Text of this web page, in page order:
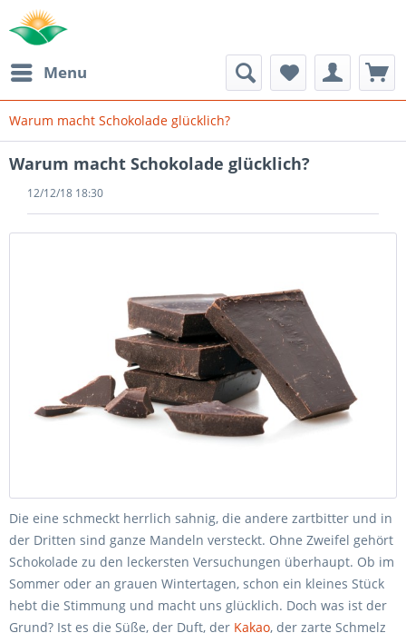
Menu
Warum macht Schokolade glücklich?
Warum macht Schokolade glücklich?
12/12/18 18:30
Die eine schmeckt herrlich sahnig, die andere zartbitter und in
der Dritten sind ganze Mandeln versteckt. Ohne Zweifel gehört
Schokolade zu den leckersten Versuchungen überhaupt. Ob im
Sommer oder an grauen Wintertagen, schon ein kleines Stück
hebt die Stimmung und macht uns glücklich. Doch was ist der
Grund? Ist es die Süße, der Duft, der Kakao, der zarte Schmelz